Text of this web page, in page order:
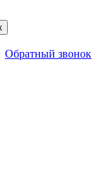
Обратный звонок